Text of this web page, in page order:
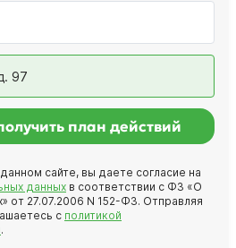
97
план действий
сайте, вы даете согласие на
данных в соответствии с ФЗ «О
от 27.07.2006 N 152-ФЗ. Отправляя
с политикой
.